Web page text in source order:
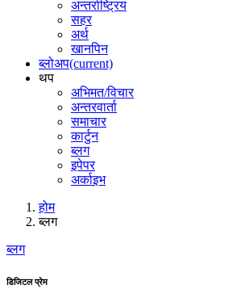
अन्तर्राष्ट्रिय
सहर
अर्थ
खानपिन
ब्लोअप(current)
थप
अभिमत/विचार
अन्तरवार्ता
समाचार
कार्टुन
ब्लग
इपेपर
अर्काइभ
होम
ब्लग
ब्लग
डिजिटल प्रेम